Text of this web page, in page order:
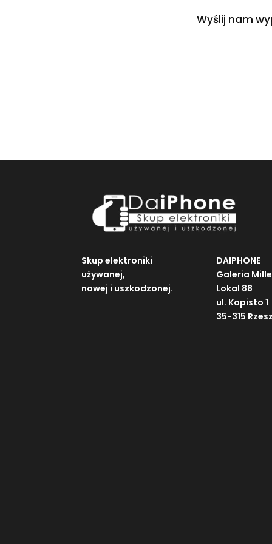
Wyślij nam
Skup elektroniki
używanej,
nowej i uszkodzonej.
DAIPHONE
Galeria
Lokal 88
ul. Kopisto 1
35-315